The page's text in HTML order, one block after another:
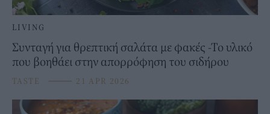
LIVING
Συνταγή για θρεπτική σαλάτα με φακές -Το υλικό
που βοηθάει στην απορρόφηση του σιδήρου
TASTE ⸻ 21 APR 2026